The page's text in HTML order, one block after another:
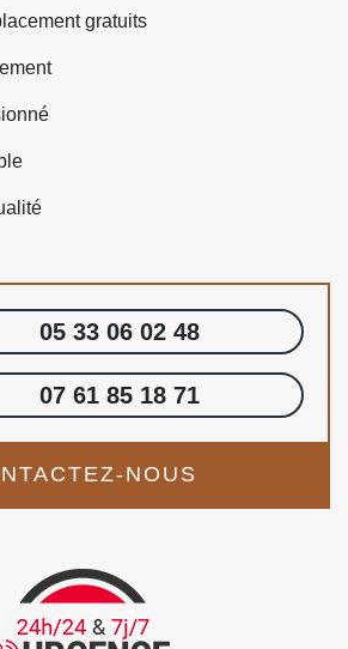
gratuits
05 33 06 02 48
07 61 85 18 71
NOUS